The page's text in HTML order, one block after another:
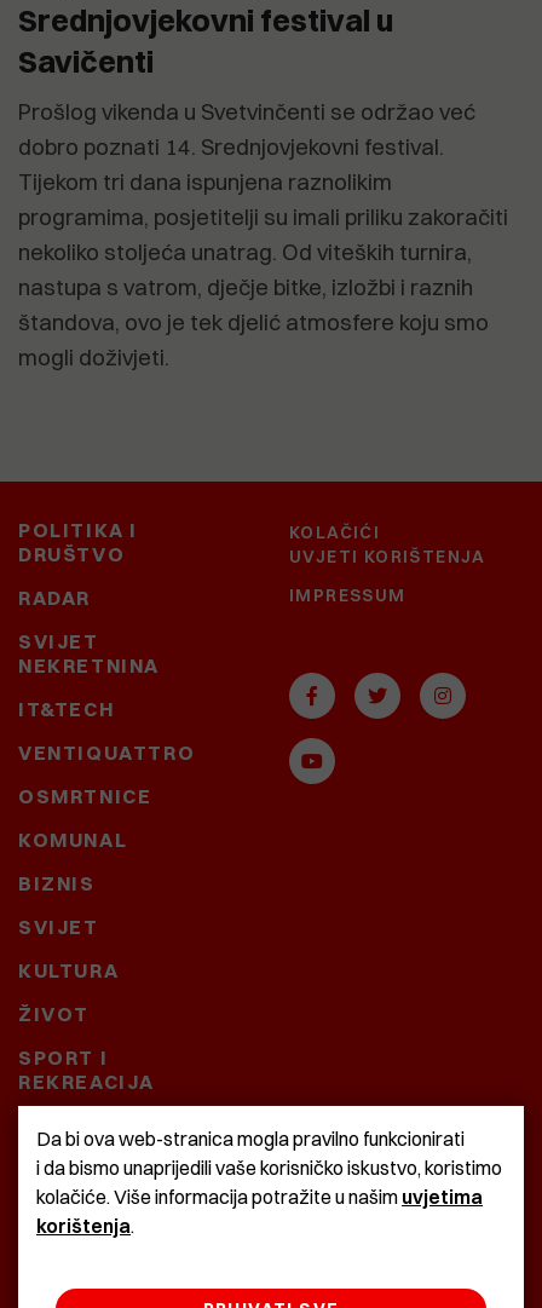
Srednjovjekovni festival u
Savičenti
Prošlog vikenda u Svetvinčenti se održao već
dobro poznati 14. Srednjovjekovni festival.
Tijekom tri dana ispunjena raznolikim
programima, posjetitelji su imali priliku zakoračiti
nekoliko stoljeća unatrag. Od viteških turnira,
nastupa s vatrom, dječje bitke, izložbi i raznih
štandova, ovo je tek djelić atmosfere koju smo
mogli doživjeti.
POLITIKA I
DRUŠTVO
RADAR
SVIJET
NEKRETNINA
IT&TECH
VENTIQUATTRO
OSMRTNICE
KOMUNAL
BIZNIS
SVIJET
KULTURA
ŽIVOT
SPORT I
REKREACIJA
CRNA KRONIKA
BAŠTARDINI I PRAVI
KRASNA ZEMLJA
KOLAČIĆI
UVJETI KORIŠTENJA
IMPRESSUM
Da bi ova web-stranica mogla pravilno funkcionirati
i da bismo unaprijedili vaše korisničko iskustvo, koristimo
kolačiće. Više informacija potražite u našim uvjetima
korištenja.